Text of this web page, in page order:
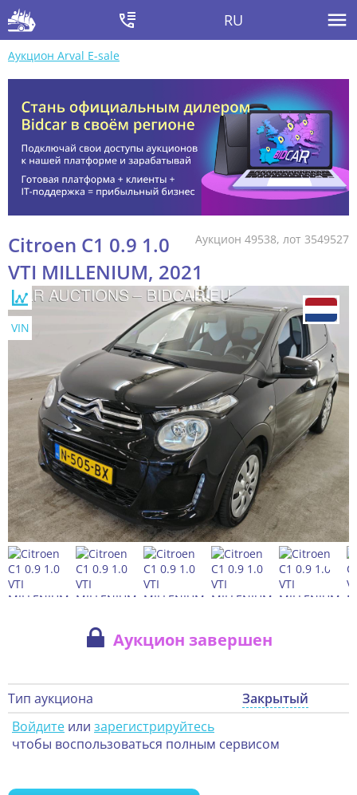
RU
Аукцион Arval E-sale
Аукцион 49538, лот 3549527
Citroen C1 0.9 1.0
VTI MILLENIUM, 2021
VIN
Аукцион завершен
Тип аукциона
Закрытый
Войдите или зарегистрируйтесь
чтобы воспользоваться полным сервисом